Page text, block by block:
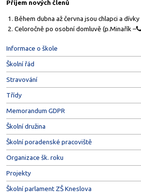
Informace o škole
Školní řád
Stravování
Třídy
Memorandum GDPR
Školní družina
Školní poradenské pracoviště
Organizace šk. roku
Projekty
Školní parlament ZŠ Kneslova
Příjem nových členů
Během dubna až června jsou chlapci a
Celoročně po osobní domluvě (p.Minařík –